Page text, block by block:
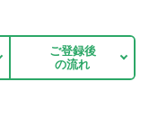
ご登録後
の流れ